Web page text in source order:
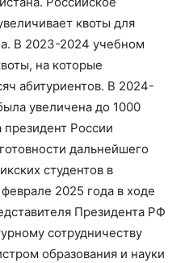
квоты для
В 2023-2024 учебном
на которые
абитуриентов. В 2024-
увеличена до 1000
России
дальнейшего
студентов в
2025 года в ходе
Президента РФ
сотрудничеству
образования и науки